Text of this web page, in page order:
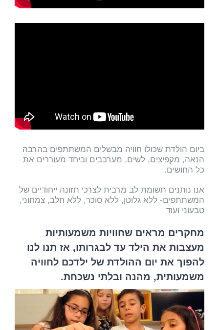
ביום הולדת שכולו חוויה מבשלים המשתתפים בהרבה
הנאה, מקפיצים, לשים, מערבבים וביחד מעוררים את
כל החושים.
אנו נותנים תשומת לב מרבית לצרכי תזונה ייחודיים של
המשתתפים- ללא גלוטן, ללא סוכר, ללא חלב, צמחוני,
טבעוני ועוד
מחקרים מראים שחוויות משמעותיות
מעצבות את הילד עד לבגרותו, אז תנו לנו
להפוך את יום ההולדת של ילדכם לחוויה
משמעותית, מהנה ובלתי נשכחת.